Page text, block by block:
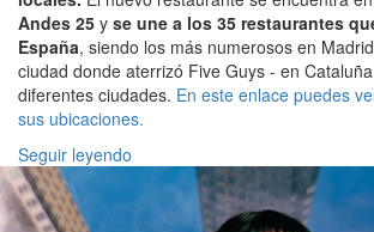
Andes 25 y se une a los 35 restaurantes
España, siendo los más numerosos en
ciudad donde aterrizó Five Guys - en
diferentes ciudades. En este enlace puedes
sus ubicaciones.
Seguir leyendo